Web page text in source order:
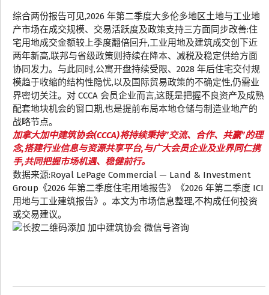
综合两份报告可见,2026 年第二季度大多伦多地区土地与工业地
产市场在成交规模、交易活跃度及政策支持三方面同步改善:住
宅用地成交金额较上季度翻倍回升,工业用地及建筑成交创下近
两年新高,联邦与省级政策则持续在降本、减税及稳定供给方面
协同发力。与此同时,公寓开盘持续受限、2028 年后住宅交付规
模趋于收缩的结构性隐忧,以及国际贸易政策的不确定性,仍需业
界密切关注。对 CCCA 会员企业而言,这既是把握不良资产及成熟
配套地块机会的窗口期,也是提前布局本地仓储与制造业地产的
战略节点。
加拿大加中建筑协会(CCCA)将持续秉持”交流、合作、共赢”的理
念,搭建行业信息与资源共享平台,与广大会员企业及业界同仁携
手,共同把握市场机遇、稳健前行。
数据来源:Royal LePage Commercial — Land & Investment
Group《2026 年第二季度住宅用地报告》《2026 年第二季度 ICI
用地与工业建筑报告》。本文为市场信息整理,不构成任何投资
或交易建议。